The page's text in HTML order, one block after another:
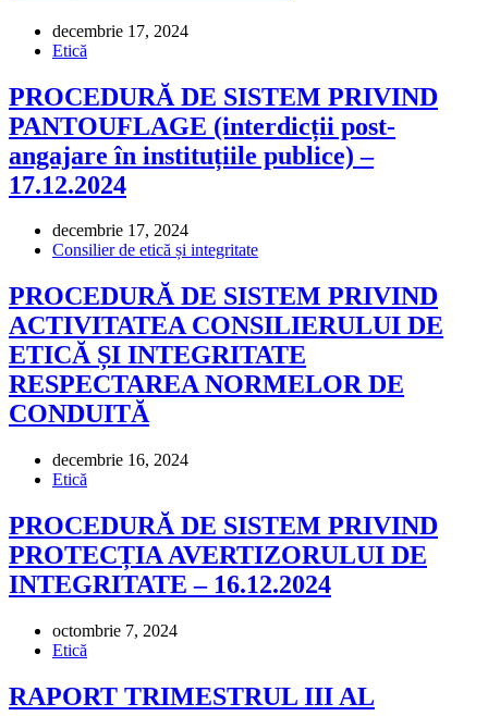
decembrie 17, 2024
Etică
PROCEDURĂ DE SISTEM PRIVIND
PANTOUFLAGE (interdicții post-
angajare în instituțiile publice) –
17.12.2024
decembrie 17, 2024
Consilier de etică și integritate
PROCEDURĂ DE SISTEM PRIVIND
ACTIVITATEA CONSILIERULUI DE
ETICĂ ȘI INTEGRITATE
RESPECTAREA NORMELOR DE
CONDUITĂ
decembrie 16, 2024
Etică
PROCEDURĂ DE SISTEM PRIVIND
PROTECȚIA AVERTIZORULUI DE
INTEGRITATE – 16.12.2024
octombrie 7, 2024
Etică
RAPORT TRIMESTRUL III AL